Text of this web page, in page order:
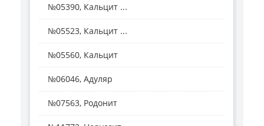
№05390, Кальцит ...
№05523, Кальцит ...
№05560, Кальцит
№06046, Адуляр
№07563, Родонит